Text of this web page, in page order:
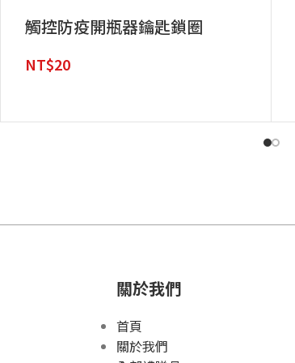
觸控防疫開瓶器鑰匙鎖圈
NT$20
關於我們
首頁
關於我們